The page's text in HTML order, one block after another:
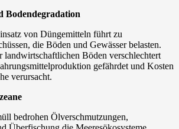
Bodendegradation
von Düngemitteln führt zu
die Böden und Gewässer belasten.
landwirtschaftlichen Böden verschlechtert
gefährdet und Kosten
verursacht.
bedrohen Ölverschmutzungen,